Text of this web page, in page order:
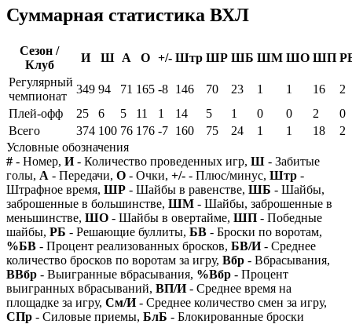
Суммарная статистика ВХЛ
Сезон /
Клуб
И Ш А О +/- Штр ШР ШБ ШМ ШО ШП
Регулярный
чемпионат
349 94 71 165 -8 146 70 23 1 1 16
2
Плей-офф
25 6 5 11 1 14 5 1 0 0 2
0
Всего
374 100 76 176 -7 160 75 24 1 1 18
2
Условные обозначения
# - Номер, И- Количество проведенных игр, Ш - Забитые
голы, А - Передачи, О - Очки, +/- - Плюс/минус, Штр -
Штрафное время, ШР - Шайбы в равенстве, ШБ - Шайбы,
заброшенные в большинстве, ШМ - Шайбы, заброшенные в
меньшинстве, ШО - Шайбы в овертайме, ШП - Победные
шайбы, РБ - Решающие буллиты, БВ - Броски по воротам,
%БВ - Процент реализованных бросков, БВ/И- Среднее
количество бросков по воротам за игру, Вбр - Вбрасывания,
ВВбр - Выигранные вбрасывания, %Вбр - Процент
выигранных вбрасываний, ВП/И- Среднее время на
площадке за игру, См/И- Среднее количество смен за игру,
СПр - Силовые приемы, БлБ - Блокированные броски